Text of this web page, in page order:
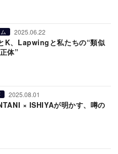
2025.06.22
K、Lapwingと私たちの“類似
体”
2025.08.01
× ISHIYAが明かす、噂の